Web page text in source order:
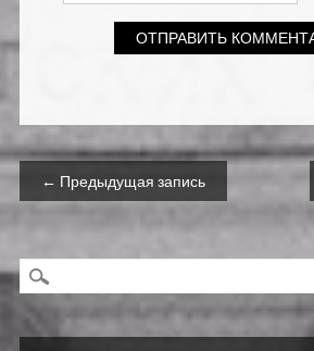
Навигация по
← Предыдущая запись